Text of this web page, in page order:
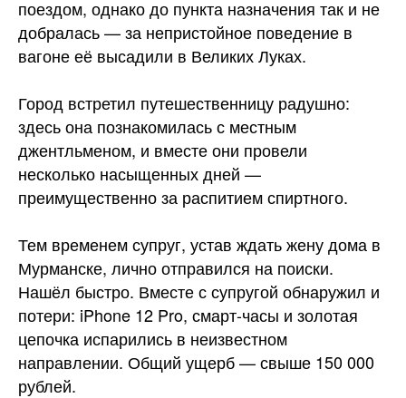
поездом, однако до пункта назначения так и не
добралась — за непристойное поведение в
вагоне её высадили в Великих Луках.
Город встретил путешественницу радушно:
здесь она познакомилась с местным
джентльменом, и вместе они провели
несколько насыщенныхдней —
преимущественно за распитием спиртного.
Тем временем супруг, устав ждать жену дома в
Мурманске, лично отправился на поиски.
Нашёл быстро. Вместе с супругой обнаружил и
потери: iPhone 12 Pro, смарт-часы и золотая
цепочка испарились в неизвестном
направлении. Общий ущерб — свыше 150 000
рублей.